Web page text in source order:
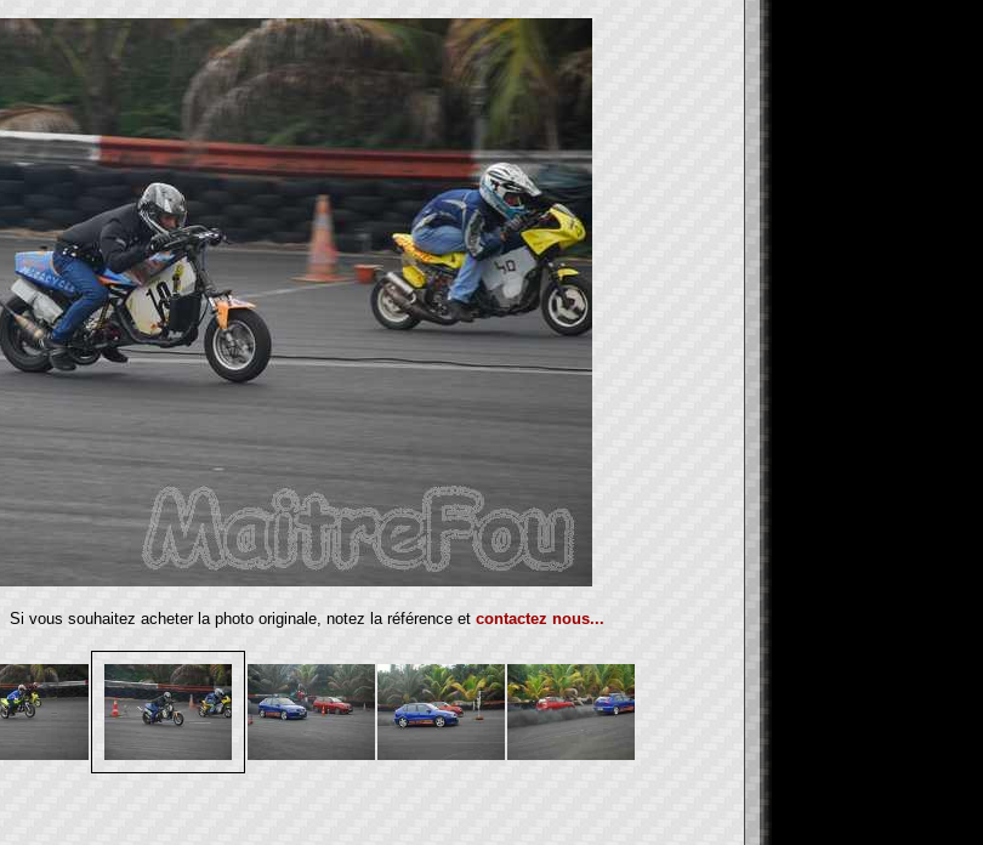
Si vous souhaitez acheter la photo originale, notez la référence et contactez nous...